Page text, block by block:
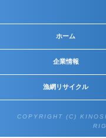
ホーム
企業情報
漁網リサイクル
COPYRIGHT (C)